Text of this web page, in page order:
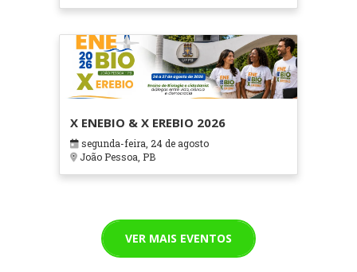
X ENEBIO & X EREBIO 2026
segunda-feira, 24 de agosto
João Pessoa, PB
VER MAIS EVENTOS